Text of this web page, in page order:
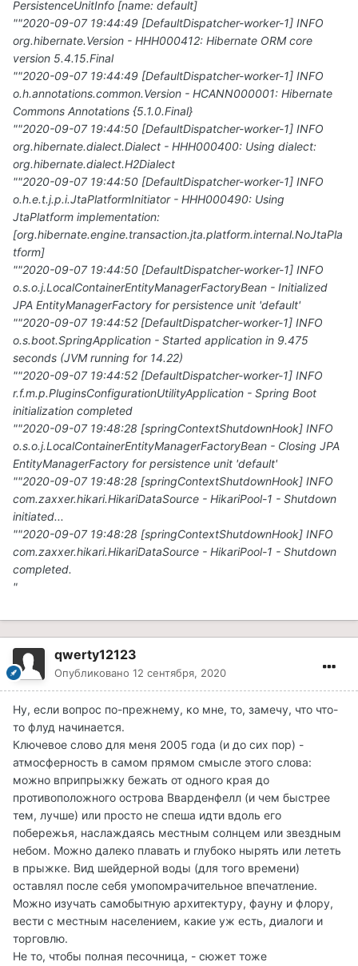
PersistenceUnitInfo [name: default]
""2020-09-07 19:44:49 [DefaultDispatcher-worker-1] INFO
org.hibernate.Version - HHH000412: Hibernate ORM core
version 5.4.15.Final
""2020-09-07 19:44:49 [DefaultDispatcher-worker-1] INFO
o.h.annotations.common.Version - HCANN000001: Hibernate
Commons Annotations {5.1.0.Final}
""2020-09-07 19:44:50 [DefaultDispatcher-worker-1] INFO
org.hibernate.dialect.Dialect - HHH000400: Using dialect:
org.hibernate.dialect.H2Dialect
""2020-09-07 19:44:50 [DefaultDispatcher-worker-1] INFO
o.h.e.t.j.p.i.JtaPlatformInitiator - HHH000490: Using
JtaPlatform implementation:
[org.hibernate.engine.transaction.jta.platform.internal.NoJtaPla
tform]
""2020-09-07 19:44:50 [DefaultDispatcher-worker-1] INFO
o.s.o.j.LocalContainerEntityManagerFactoryBean - Initialized
JPA EntityManagerFactory for persistence unit 'default'
""2020-09-07 19:44:52 [DefaultDispatcher-worker-1] INFO
o.s.boot.SpringApplication - Started application in 9.475
seconds (JVM running for 14.22)
""2020-09-07 19:44:52 [DefaultDispatcher-worker-1] INFO
r.f.m.p.PluginsConfigurationUtilityApplication - Spring Boot
initialization completed
""2020-09-07 19:48:28 [springContextShutdownHook] INFO
o.s.o.j.LocalContainerEntityManagerFactoryBean - Closing JPA
EntityManagerFactory for persistence unit 'default'
""2020-09-07 19:48:28 [springContextShutdownHook] INFO
com.zaxxer.hikari.HikariDataSource - HikariPool-1 - Shutdown
initiated...
""2020-09-07 19:48:28 [springContextShutdownHook] INFO
com.zaxxer.hikari.HikariDataSource - HikariPool-1 - Shutdown
completed.
"
qwerty12123
Опубликовано 12 сентября, 2020
Ну, если вопрос по-прежнему, ко мне, то, замечу, что что-
то флуд начинается.
Ключевое слово для меня 2005 года (и до сих пор) -
атмосферность в самом прямом смысле этого слова:
можно вприпрыжку бежать от одного края до
противоположного острова Вварденфелл (и чем быстрее
тем, лучше) или просто не спеша идти вдоль его
побережья, наслаждаясь местным солнцем или звездным
небом. Можно далеко плавать и глубоко нырять или лететь
в прыжке. Вид шейдерной воды (для того времени)
оставлял после себя умопомрачительное впечатление.
Можно изучать самобытную архитектуру, фауну и флору,
вести с местным населением, какие уж есть, диалоги и
торговлю.
Не то, чтобы полная песочница, - сюжет тоже